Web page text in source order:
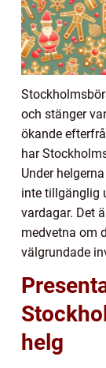
och stänger
ökande
har
Under
inte tillgänglig
vardagar. Det
medvetna om
välgrundade
helg